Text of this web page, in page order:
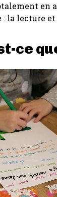
en
la lecture et
ce